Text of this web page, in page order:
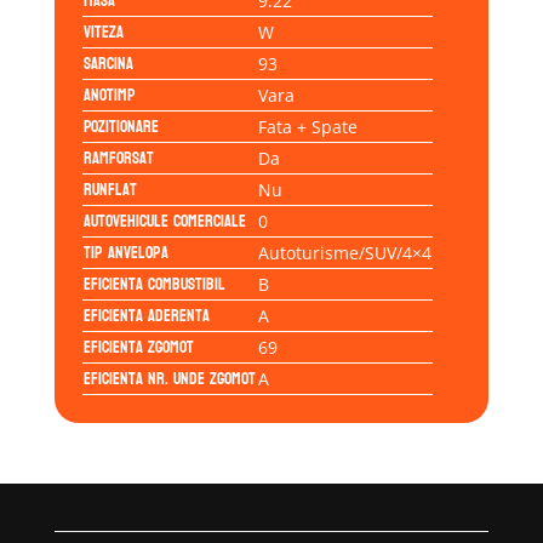
Viteza W
Sarcina 93
Anotimp Vara
Pozitionare Fata + Spate
Ramforsat Da
Runflat Nu
Autovehicule comerciale 0
Tip anvelopa Autoturisme/SUV/4×4
Eficienta Combustibil B
Eficienta Aderenta A
Eficienta Zgomot 69
Eficienta Nr. Unde ZgomotA